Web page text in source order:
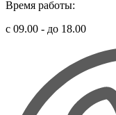
Время работы:
с 09.00 - до 18.00